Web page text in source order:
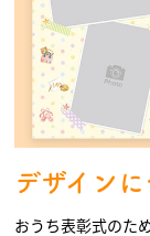
デザインに
おうち表彰式のた